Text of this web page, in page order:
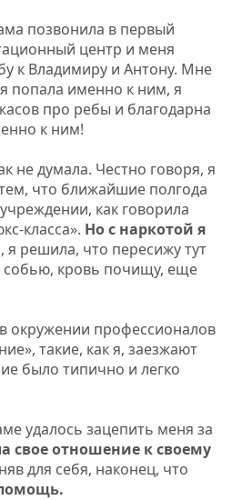
позвонила в первый
центр и меня
к Владимиру и Антону. Мне
попала именно к ним, я
про ребы и благодарна
к ним!
не думала. Честно говоря, я
что ближайшие полгода
как говорила
класса». Но с наркотой я
, я решила, что пересижу тут
собью, кровь почищу, еще
окружении профессионалов
такие, как я, заезжают
было типично и легко
удалось зацепить меня за
свое отношение к своему
для себя, наконец, что